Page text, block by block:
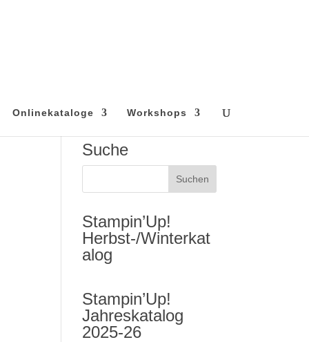
Onlinekataloge Workshops
Suche
Stampin’Up!
Herbst-/Winterkat
alog
Stampin’Up!
Jahreskatalog
2025-26